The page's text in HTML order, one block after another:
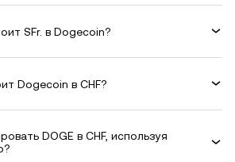
SFr. в Dogecoin?
Dogecoin в CHF?
DOGE в CHF, используя